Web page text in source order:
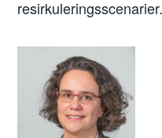
resirkuleringsscenarier.